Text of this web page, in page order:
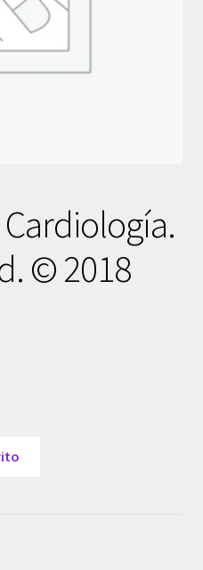
Cardiología.
© 2018